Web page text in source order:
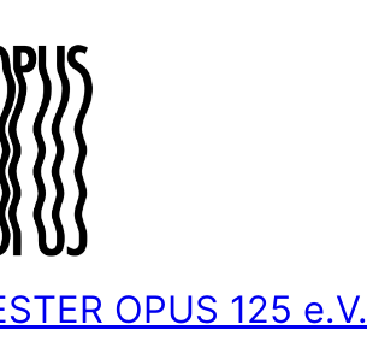
OPUS 125 e.V.